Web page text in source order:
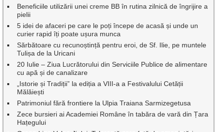
Beneficiile utilizării unei creme BB în rutina zilnică de îngrijire a
pielii
5 idei de afaceri pe care le poți începe de acasă și unde un
curier rapid îți poate ușura munca
Sărbătoare cu recunoștință pentru eroi, de Sf. Ilie, pe muntele
Tulișa de la Uricani
20 Iulie – Ziua Lucrătorului din Serviciile Publice de alimentare
cu apă și de canalizare
„Istorie și Tradiții” la ediția a VIII-a a Festivalului Cetății
Mălăiești
Patrimoniul fără frontiere la Ulpia Traiana Sarmizegetusa
Zece bursieri ai Academiei Române în tabăra de vară din Țara
Hațegului